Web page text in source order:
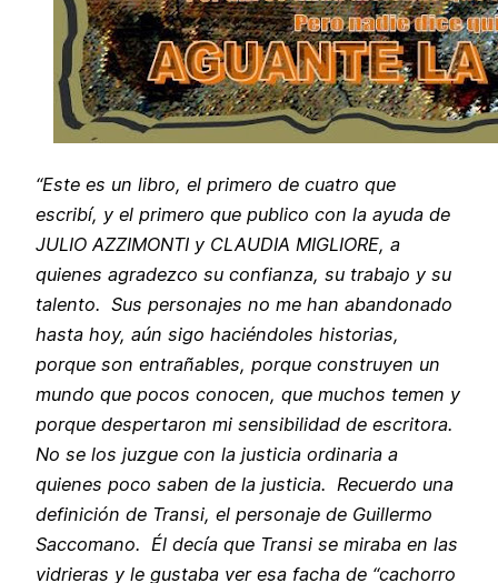
“Este es un libro, el primero de cuatro que
escribí, y el primero que publico con la ayuda de
JULIO AZZIMONTI y CLAUDIA MIGLIORE, a
quienes agradezco su confianza, su trabajo y su
talento. Sus personajes no me han abandonado
hasta hoy, aún sigo haciéndoles historias,
porque son entrañables, porque construyen un
mundo que pocos conocen, que muchos temen y
porque despertaron mi sensibilidad de escritora.
No se los juzgue con la justicia ordinaria a
quienes poco saben de la justicia. Recuerdo una
definición de Transi, el personaje de Guillermo
Saccomano. Él decía que Transi se miraba en las
vidrieras y le gustaba ver esa facha de “cachorro